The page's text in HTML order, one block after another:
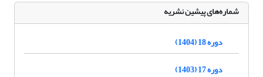
شماره‌های پیشین نشریه
دوره 18 (1404)
دوره 17 (1403)